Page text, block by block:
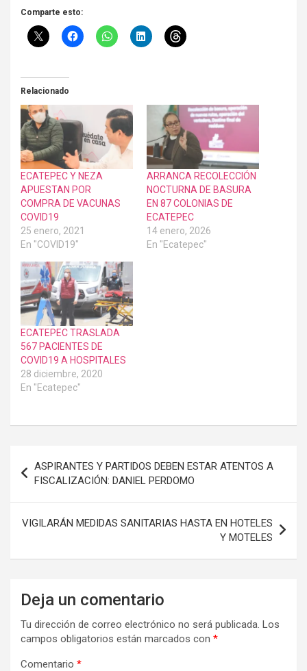
Comparte esto:
Relacionado
ECATEPEC Y NEZA
APUESTAN POR
COMPRA DE VACUNAS
COVID19
25 enero, 2021
En "COVID19"
ARRANCA RECOLECCIÓN
NOCTURNA DE BASURA
EN 87 COLONIAS DE
ECATEPEC
14 enero, 2026
En "Ecatepec"
ECATEPEC TRASLADA
567 PACIENTES DE
COVID19 A HOSPITALES
28 diciembre, 2020
En "Ecatepec"
de
entradas
ASPIRANTES Y PARTIDOS DEBEN ESTAR ATENTOS A
FISCALIZACIÓN: DANIEL PERDOMO
VIGILARÁN MEDIDAS SANITARIAS HASTA EN HOTELES
Y MOTELES
Deja un comentario
Tu dirección de correo electrónico no será publicada. Los
campos obligatorios están marcados con *
Comentario *